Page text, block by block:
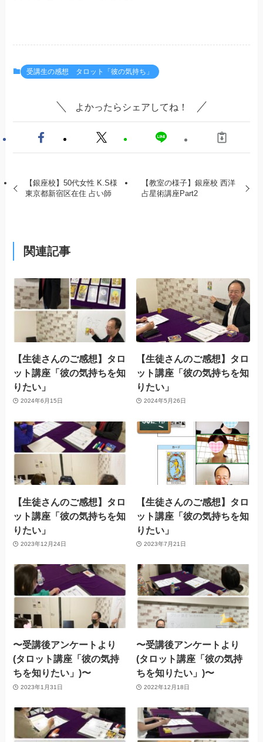
受講生の感想 タロット「彼の気持ち」
よかったらシェアしてね！
【銀座校】50代女性 K.S様
東京都新宿区在住 占い師
【教室の様子】銀座校 西洋
占星術講座Part2
関連記事
【生徒さんのご感想】タロ
ット講座「彼の気持ちを知
りたい」
2024年6月15日
【生徒さんのご感想】タロ
ット講座「彼の気持ちを知
りたい」
2024年5月26日
【生徒さんのご感想】タロ
ット講座「彼の気持ちを知
りたい」
2023年12月24日
【生徒さんのご感想】タロ
ット講座「彼の気持ちを知
りたい」
2023年7月21日
〜受講後アンケートより
(タロット講座「彼の気持
ちを知りたい」)〜
2023年1月31日
〜受講後アンケートより
(タロット講座「彼の気持
ちを知りたい」)〜
2022年12月18日